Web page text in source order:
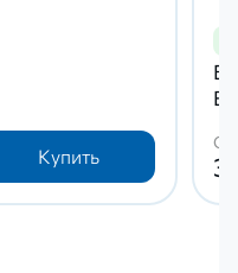
Купить 3